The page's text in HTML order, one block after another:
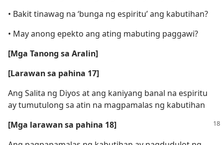
• Bakit tinawag na ‘bunga ng espiritu’ ang kabutihan?
• May anong epekto ang ating mabuting paggawi?
[Mga Tanong sa Aralin]
[Larawan sa pahina 17]
Ang Salita ng Diyos at ang kaniyang banal na espiritu
ay tumutulong sa atin na magpamalas ng kabutihan
[Mga larawan sa pahina 18]